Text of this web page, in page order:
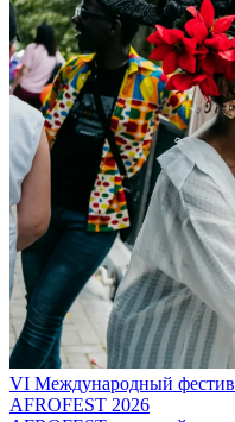
VI Международный
AFROFEST 2026